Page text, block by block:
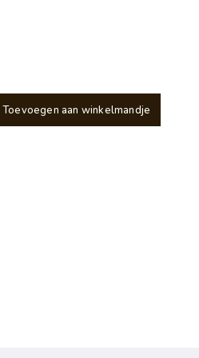
Toevoegen aan winkelmandje